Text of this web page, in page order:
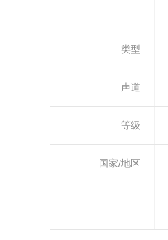
类型
声道
等级
国家/地区